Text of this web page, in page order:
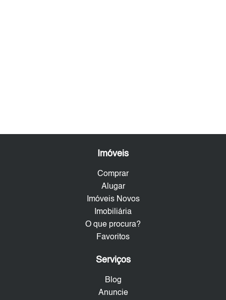
Imóveis
Comprar
Alugar
Imóveis Novos
Imobiliária
O que procura?
Favoritos
Serviços
Blog
Anuncie